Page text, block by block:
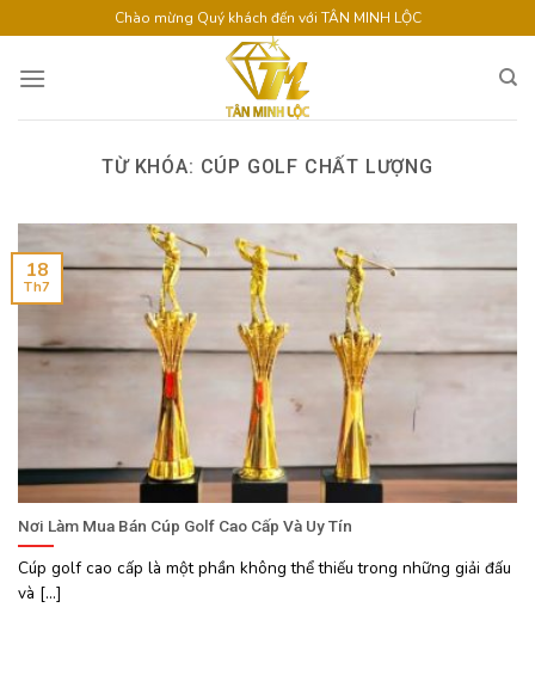
to
content
Chào mừng Quý khách đến với TÂN MINH LỘC
TỪ KHÓA: CÚP GOLF CHẤT LƯỢNG
Nơi Làm Mua Bán Cúp Golf Cao Cấp Và Uy Tín
Cúp golf cao cấp là một phần không thể thiếu trong những giải đấu
và [...]
18
Th7